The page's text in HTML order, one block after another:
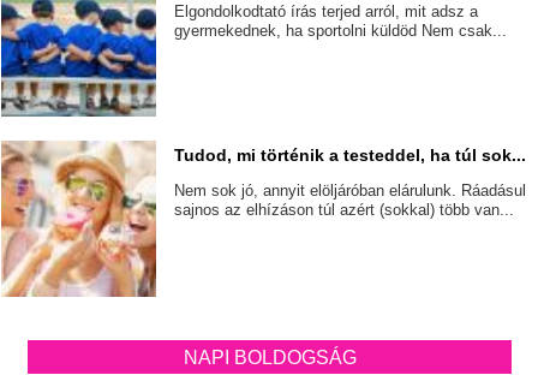
Elgondolkodtató írás terjed arról, mit adsz a
gyermekednek, ha sportolni küldöd Nem csak...
Tudod, mi történik a testeddel, ha túl sok...
Nem sok jó, annyit elöljáróban elárulunk. Ráadásul
sajnos az elhízáson túl azért (sokkal) több van...
NAPI BOLDOGSÁG